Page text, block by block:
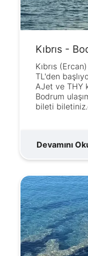
Kıbrıs -
Kıbrıs
TL'den
AJet ve THY
Bodrum
bileti
Devamını